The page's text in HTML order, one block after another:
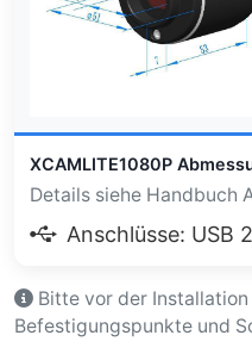
XCAMLITE1080P
Details siehe Handbuch
Anschlüsse: USB
Bitte vor der
Befestigungspunkte und